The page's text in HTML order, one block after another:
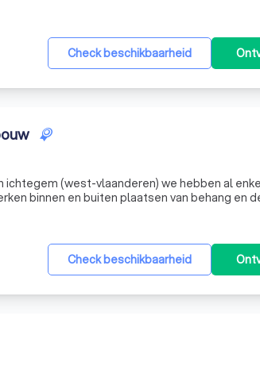
Check beschikbaarheid
gevelisolatie met als afwerking crepi of
Check beschikbaarheid